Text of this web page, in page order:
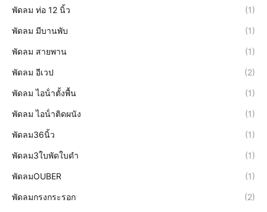
พัดลม ท่อ 12 นิ้ว (1)
พัดลม มีบานพับ (1)
พัดลม สายพาน (1)
พัดลม อีเวป (2)
พัดลม ไอน้ําตั้งพื้น (1)
พัดลม ไอน้ําติดผนัง (1)
พัดลม36นิ้ว (1)
พัดลม3ใบพัดใบดำ (1)
พัดลมOUBER (1)
พัดลมกรงกระรอก (2)